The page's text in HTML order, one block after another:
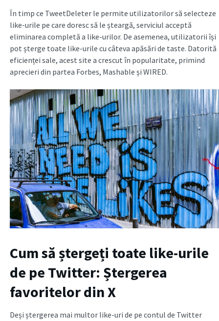
În timp ce TweetDeleter le permite utilizatorilor să selecteze
like-urile pe care doresc să le șteargă, serviciul acceptă
eliminarea completă a like-urilor. De asemenea, utilizatorii își
pot șterge toate like-urile cu câteva apăsări de taste. Datorită
eficienței sale, acest site a crescut în popularitate, primind
aprecieri din partea Forbes, Mashable și WIRED.
Cum să ștergeți toate like-urile
de pe Twitter: Ștergerea
favoritelor din X
Deși ștergerea mai multor like-uri de pe contul de Twitter